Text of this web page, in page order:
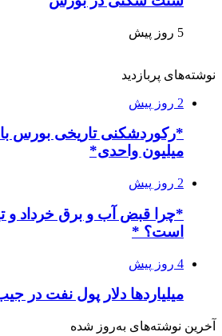
5 روز پیش
نوشته‌های پربازدید
2 روز پیش
میلیون واحدی*
2 روز پیش
است؟ *
4 روز پیش
میلیاردها دلار پول نفت در
آخرین نوشته‌های‌ به‌روز شده